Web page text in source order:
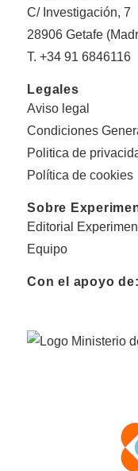
C/ Investigación, 7
28906 Getafe
T. +34 91 6846116
Legales
Aviso legal
Condiciones
Politica de
Política de cookies
Sobre
Editorial
Equipo
Con el apoyo de: